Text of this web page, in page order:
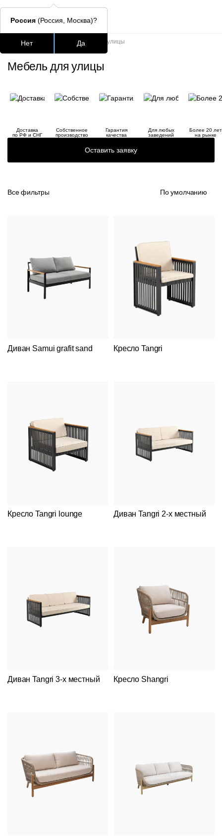
Столешницы
окланд
Главная Мебель для улицы
Мебель для улицы
Доставка
по РФ и СНГ
Собственное
производство
Гарантия
качества
Для любых
заведений
Более 20 лет
на рынке
Оставить заявку
Все фильтры По умолчанию
Диван Samui grafit sand Кресло Tangri
Кресло Tangri lounge Диван Tangri 2-х местный
Диван Tangri 3-х местный Кресло Shangri
Россия (Россия, Москва)?
Нет Да